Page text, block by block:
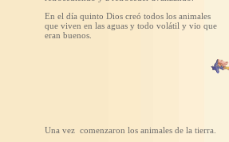
En el día quinto Dios creó todos los animales
que viven en las aguas y todo volátil y vio que
eran buenos.
Una vez comenzaron los animales de la tierra.